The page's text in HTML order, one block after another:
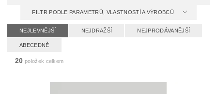
FILTR PODLE PARAMETRŮ, VLASTNOSTÍ A VÝROBCŮ
NEJLEVNĚJŠÍ NEJDRAŽŠÍ NEJPRODÁVANĚJŠÍ
ABECEDNĚ
20 položek celkem